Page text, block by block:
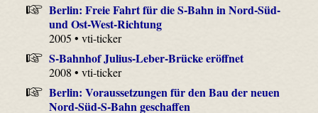
Berlin: Freie Fahrt für die S-Bahn in Nord-Süd-
und Ost-West-Richtung
2005 • vti-ticker
S-Bahnhof Julius-Leber-Brücke eröffnet
2008 • vti-ticker
Berlin: Voraussetzungen für den Bau der neuen
Nord-Süd-S-Bahn geschaffen